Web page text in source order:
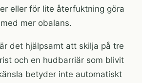
eller för lite återfuktning göra
mer obalans.
det hjälpsamt att skilja på tre
och en hudbarriär som blivit
betyder inte automatiskt